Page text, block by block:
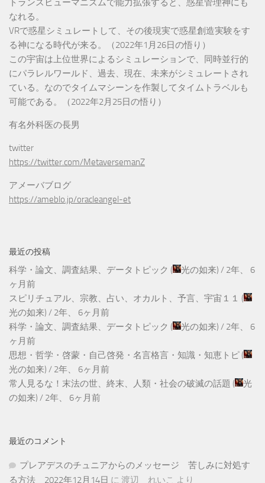
トランスヒューマニズムで能力拡張すると、惑星管理神にも
なれる。
VRで惑星シミュレートして、その後現実で惑星創造実験をす
る神になる時代が来る。（2022年1月26日の悟り）
この宇宙は上位世界によるシミュレーションで、同時並行的
にパラレルワールド、過去、現在、未来がシミュレートされ
ている。なのでタイムマシーンを作製してタイムトラベルも
可能である。（2022年2月25日の悟り）
有名外科医の長男
twitter
https://twitter.com/MetaversemanZ
アメーバブログ
https://ameblo.jp/oracleangel-et
最近の投稿
科学・論文、調査結果、データトピック ( 光の如来) / 2年、 6
ヶ月前
スピリチュアル、宗教、占い、オカルト、予言、宇宙１１ (
光の如来) / 2年、 6ヶ月前
科学・論文、調査結果、データトピック ( 光の如来) / 2年、 6
ヶ月前
思想・哲学・啓蒙・自己啓発・名言格言・知識・知恵トピ (
光の如来) / 2年、 6ヶ月前
常人見るな！末法の世、終末、人類・社会の破滅の話題 (
光
の如来) / 2年、 6ヶ月前
最近のコメント
プレアデスのチュニアからのメッセージ 苦しみに対処す
る方法 2022年12月14日 に 渡辺 れいこ より